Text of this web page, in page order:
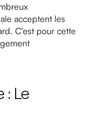
acceptent les
C'est pour cette
: Le